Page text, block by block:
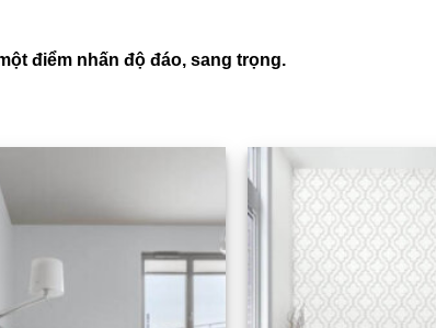
điểm nhấn độ đáo, sang trọng.